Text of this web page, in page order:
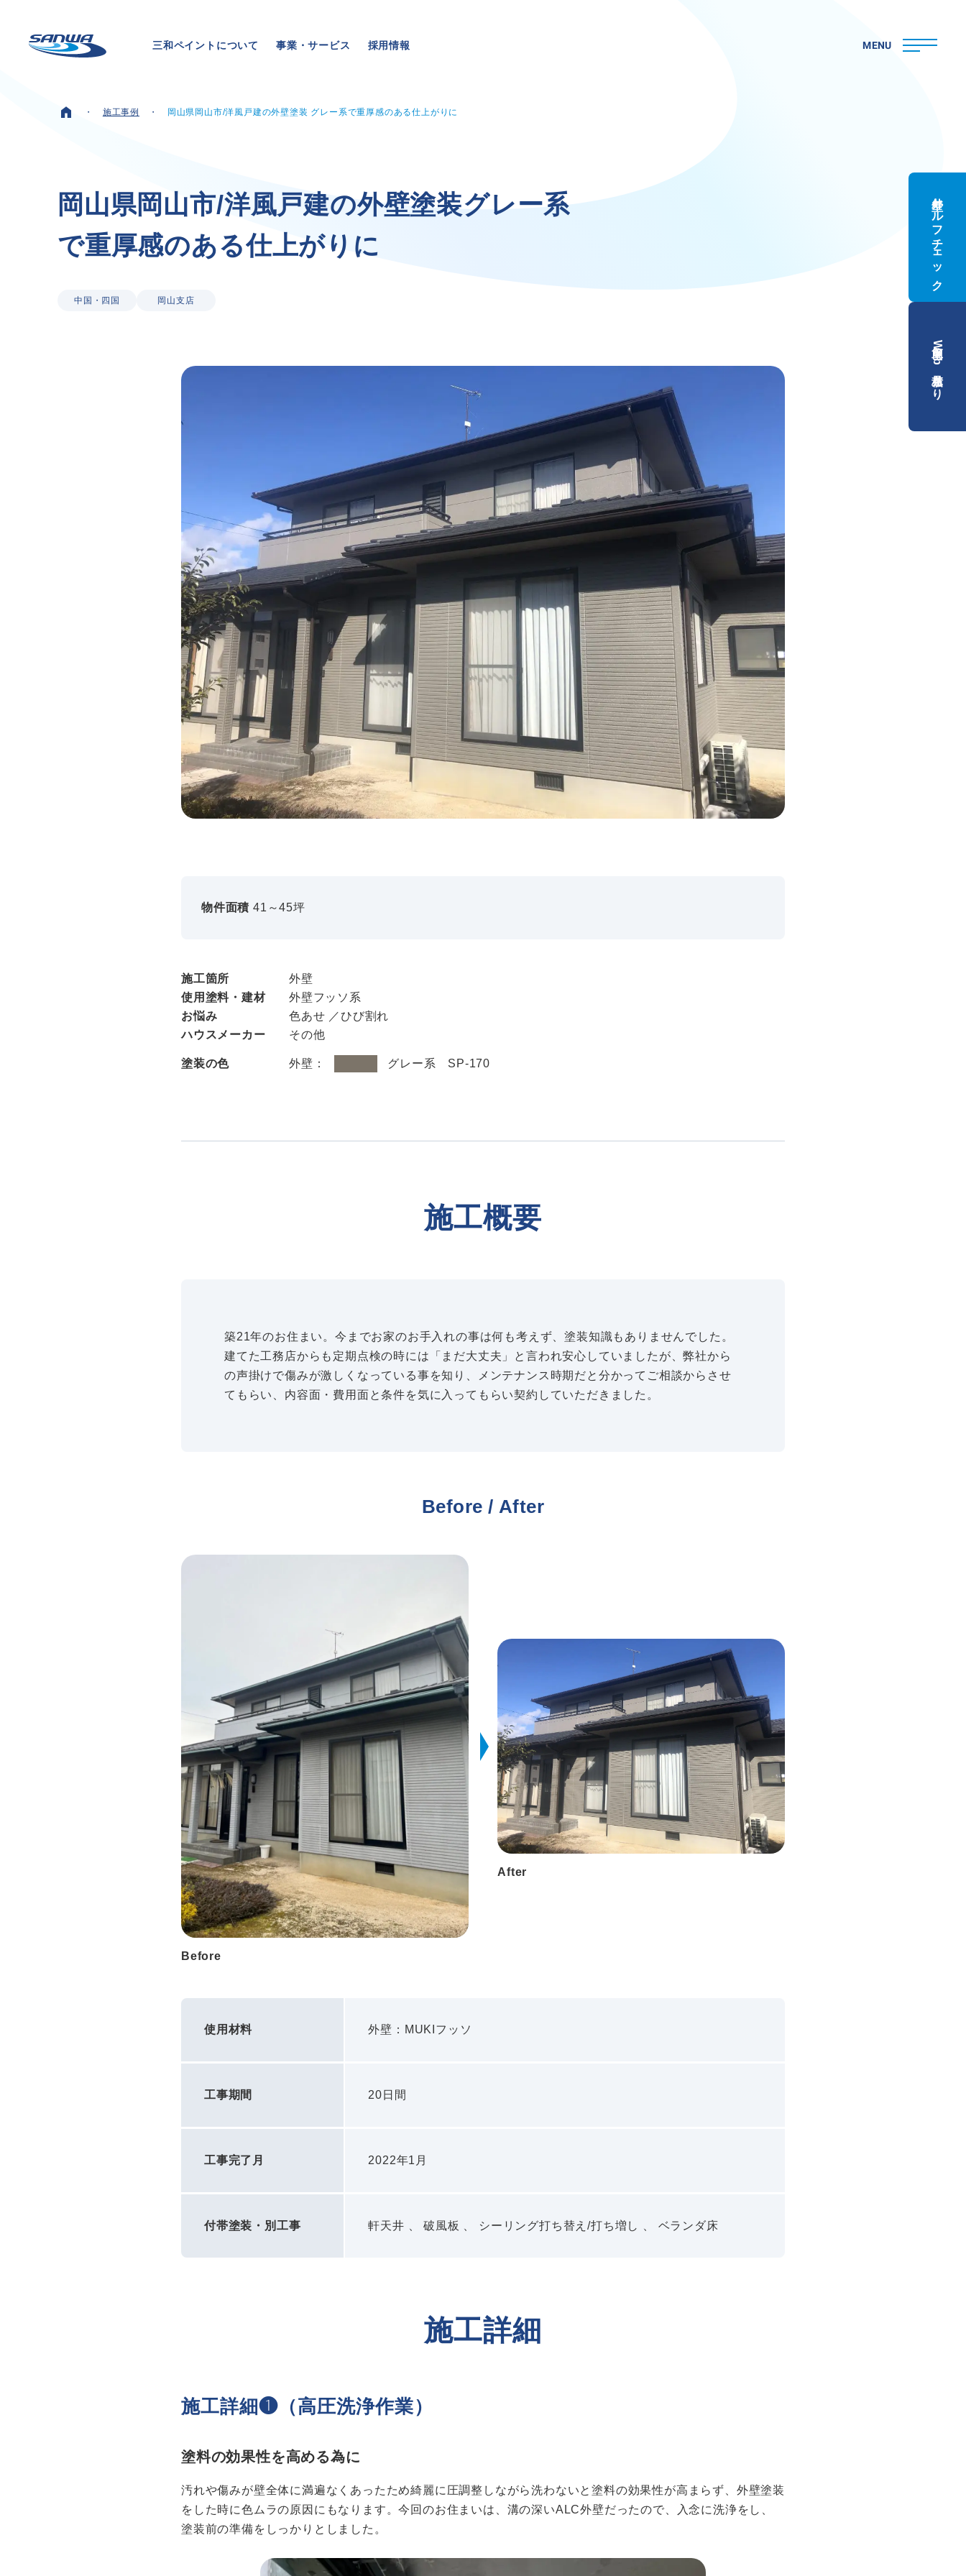
三和ペイントについて 事業・サービス 採用情報 MENU
三和ペイントについて
理念
代表メッセージ
拠点一覧
事業・サービス
外壁塗装
屋根塗装
採用情報
ニュース お問い合わせ
資料請求
簡単Web見積もり（無料）
現地診断見積もり（無料）
無料点検
施工パートナー募集
総合お問い合わせ
プライバシーポリシー コミュニティガイドライン AIポリシー 特定商取引法に基づく表記
施工事例 岡山県岡山市/洋風戸建の外壁塗装 グレー系で重厚感のある仕上がりに
岡山県岡山市/洋風戸建の外壁塗装グレー系
で重厚感のある仕上がり に
中国・四国 岡山支店
物件面積 41～45坪
施工箇所
外壁
使用塗料・建材
外壁フッソ系
お悩み
色あせ ／ひび割れ
ハウスメーカー
その他
塗装の色 外壁： グレー系 SP-170
施工概要
築21年のお住まい。今までお家のお手入れの事は何も考えず、塗装知識もありませんでした。
建てた工務店からも定期点検の時には「まだ大丈夫」と言われ安心していましたが、弊社から
の声掛けで傷みが激しくなっている事を知り、メンテナンス時期だと分かってご相談からさせ
てもらい、内容面・費用面と条件を気に入ってもらい契約していただきました。
Before / After
Before
After
使用材料 外壁：MUKIフッソ
工事期間 20日間
工事完了月 2022年1月
付帯塗装・別工事 軒天井 、 破風板 、 シーリング打ち替え/打ち増し 、 ベランダ床
施工詳細
施工詳細❶（高圧洗浄作業）
塗料の効果性を高める為に
汚れや傷みが壁全体に満遍なくあったため綺麗に圧調整しながら洗わないと塗料の効果性が高まらず、外壁塗装
をした時に色ムラの原因にもなります。今回のお住まいは、溝の深いALC外壁だったので、入念に洗浄をし、
塗装前の準備をしっかりとしました。
外壁セルフチェック
簡単Web見積もり